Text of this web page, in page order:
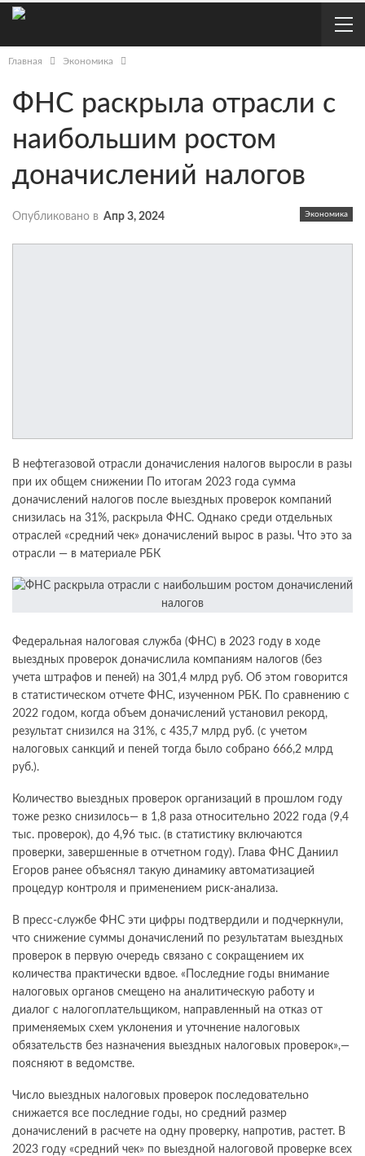
Главная Экономика
ФНС раскрыла отрасли с
наибольшим ростом
доначислений налогов
Экономика
Опубликовано в Апр 3, 2024
В нефтегазовой отрасли доначисления налогов выросли в разы
при их общем снижении По итогам 2023 года сумма
доначислений налогов после выездных проверок компаний
снизилась на 31%, раскрыла ФНС. Однако среди отдельных
отраслей «средний чек» доначислений вырос в разы. Что это за
отрасли — в материале РБК
Федеральная налоговая служба (ФНС) в 2023 году в ходе
выездных проверок доначислила компаниям налогов (без
учета штрафов и пеней) на 301,4 млрд руб. Об этом говорится
в статистическом отчете ФНС, изученном РБК. По сравнению с
2022 годом, когда объем доначислений установил рекорд,
результат снизился на 31%, с 435,7 млрд руб. (с учетом
налоговых санкций и пеней тогда было собрано 666,2 млрд
руб.).
Количество выездных проверок организаций в прошлом году
тоже резко снизилось— в 1,8 раза относительно 2022 года (9,4
тыс. проверок), до 4,96 тыс. (в статистику включаются
проверки, завершенные в отчетном году). Глава ФНС Даниил
Егоров ранее объяснял такую динамику автоматизацией
процедур контроля и применением риск-анализа.
В пресс-службе ФНС эти цифры подтвердили и подчеркнули,
что снижение суммы доначислений по результатам выездных
проверок в первую очередь связано с сокращением их
количества практически вдвое. «Последние годы внимание
налоговых органов смещено на аналитическую работу и
диалог с налогоплательщиком, направленный на отказ от
применяемых схем уклонения и уточнение налоговых
обязательств без назначения выездных налоговых проверок»,—
поясняют в ведомстве.
Число выездных налоговых проверок последовательно
снижается все последние годы, но средний размер
доначислений в расчете на одну проверку, напротив, растет. В
2023 году «средний чек» по выездной налоговой проверке всех